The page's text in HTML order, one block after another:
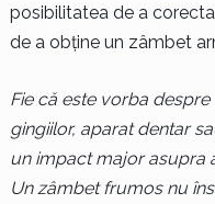
posibilitatea de a
de a obține un zâmbet
Fie că este vorba
gingiilor, aparat dentar
un impact major asupra
Un zâmbet frumos nu